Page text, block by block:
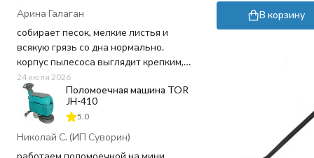
В корзину
Арина Галаган
собирает песок, мелкие листья и
всякую грязь со дна нормально.
корпус пылесоса выглядит крепким,
пластик не "хлипкий", а шланг
достаточно длинный, не пришлось
ничего докупать. Используем для
чистки бассейна 20 кв.м. в частном
доме - хватает мощности и длины
шнура.
24 июля 2026
Поломоечная машина TOR
JH-410
5.0
Николай С. (ИП Суворин)
работаем поломоечной на мини